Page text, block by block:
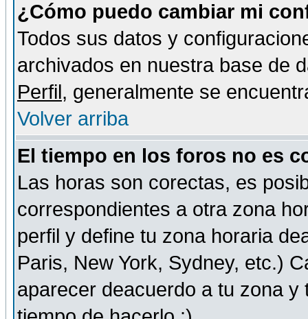
¿Cómo puedo cambiar mi
Todos sus datos y
archivados en nuestra base de
Perfil, generalmente se
Volver arriba
El tiempo en los foros no es
Las horas son corectas, es
correspondientes a otra zona
perfil y define tu zona horaria
Paris, New York, Sydney, etc.)
aparecer deacuerdo a tu zona